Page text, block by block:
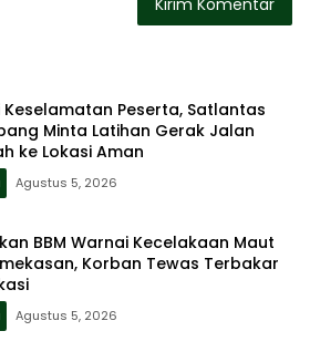
Keselamatan Peserta, Satlantas
Minta Latihan Gerak Jalan
ke Lokasi Aman
Agustus 5, 2026
BBM Warnai Kecelakaan Maut
Korban Tewas Terbakar
Agustus 5, 2026